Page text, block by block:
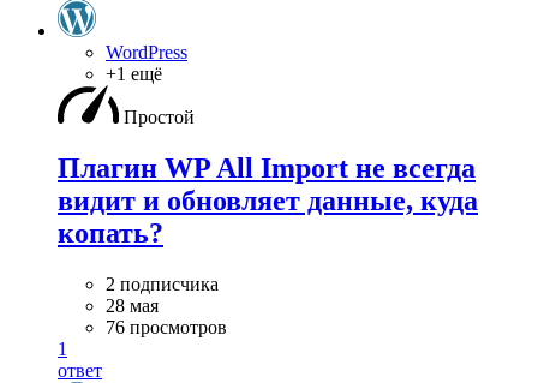
WordPress
+1 ещё
Простой
Плагин WP All Import не всегда
видит и обновляет данные, куда
копать?
2 подписчика
28 мая
76 просмотров
1
ответ